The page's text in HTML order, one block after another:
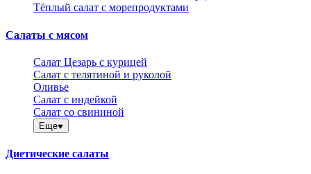
Тёплый салат с морепродуктами
Салаты с мясом
Салат Цезарь с курицей
Салат с телятиной и руколой
Оливье
Салат с индейкой
Салат со свининой
Еще
Диетические салаты